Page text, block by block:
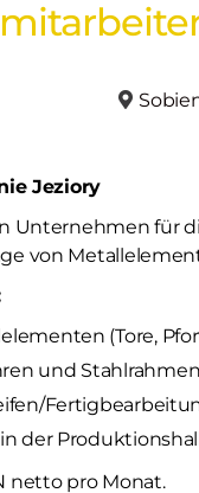
Jeziory
Unternehmen für
von
(Tore,
und
der
netto pro Monat.